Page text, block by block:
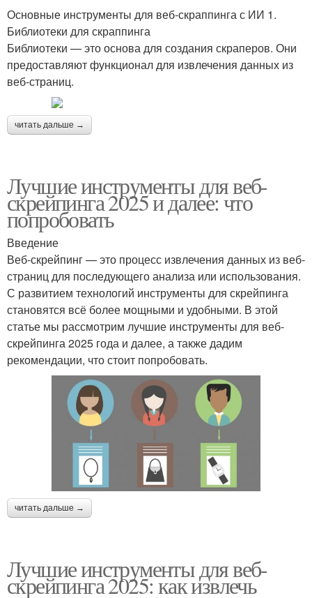
Основные инструменты для веб-скраппинга с ИИ 1.
Библиотеки для скраппинга
Библиотеки — это основа для создания скраперов. Они
предоставляют функционал для извлечения данных из
веб-страниц.
читать дальше →
Лучшие инструменты для веб-
скрейпинга 2025 и далее: что
попробовать
Введение
Веб-скрейпинг — это процесс извлечения данных из веб-
страниц для последующего анализа или использования.
С развитием технологий инструменты для скрейпинга
становятся всё более мощными и удобными. В этой
статье мы рассмотрим лучшие инструменты для веб-
скрейпинга 2025 года и далее, а также дадим
рекомендации, что стоит попробовать.
читать дальше →
Лучшие инструменты для веб-
скрейпинга 2025: как извлечь